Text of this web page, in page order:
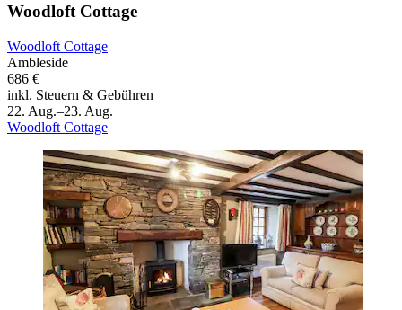
Woodloft Cottage
Woodloft Cottage
Ambleside
686 €
inkl. Steuern & Gebühren
22. Aug.–23. Aug.
Woodloft Cottage